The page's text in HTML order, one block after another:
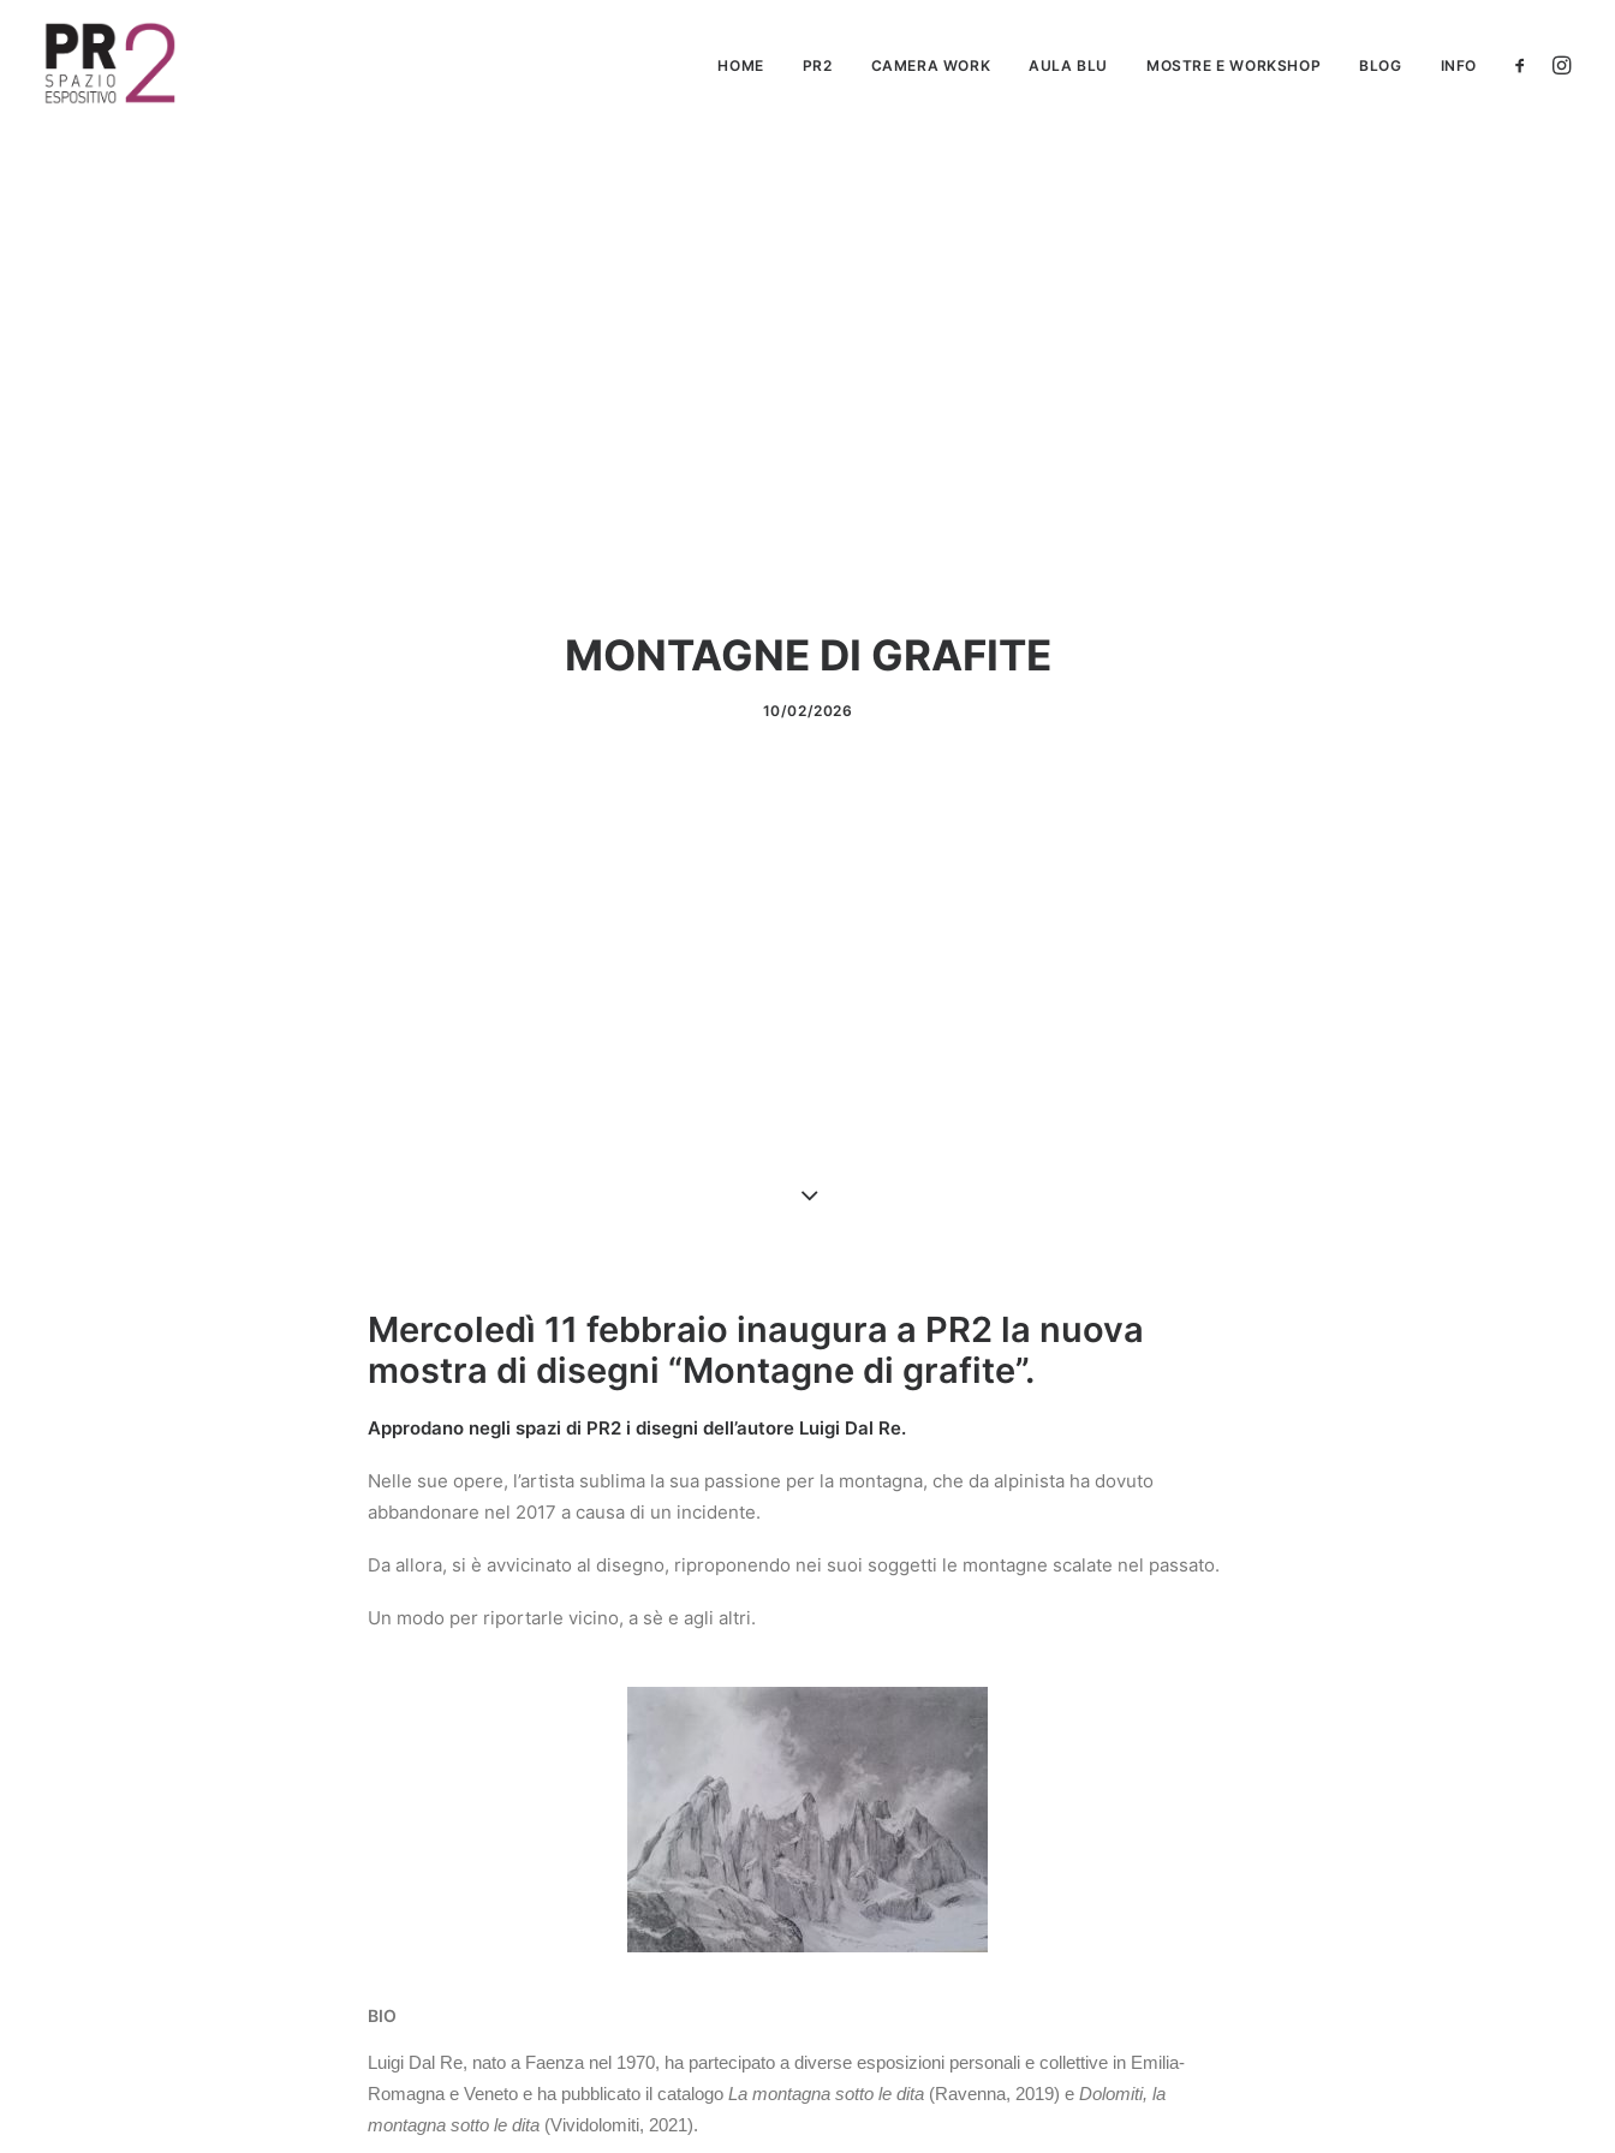
HOME PR2 CAMERA WORK AULA BLU MOSTRE E WORKSHOP BLOG INFO
MONTAGNE DI GRAFITE
10/02/2026
Mercoledì 11 febbraio inaugura a PR2 la nuova
mostra di disegni “Montagne di grafite”.
Approdano negli spazi di PR2 i disegni dell’autore Luigi Dal Re.
Nelle sue opere, l’artista sublima la sua passione per la montagna, che da alpinista ha dovuto
abbandonare nel 2017 a causa di un incidente.
Da allora, si è avvicinato al disegno, riproponendo nei suoi soggetti le montagne scalate nel passato.
Un modo per riportarle vicino, a sè e agli altri.
BIO
Luigi Dal Re, nato a Faenza nel 1970, ha partecipato a diverse esposizioni personali e collettive in Emilia-
Romagna e Veneto e ha pubblicato il catalogo La montagna sotto le dita (Ravenna, 2019) e Dolomiti, la
montagna sotto le dita (Vividolomiti, 2021).